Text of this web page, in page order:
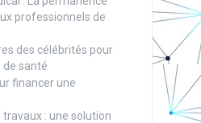
professionnels de
des célébrités pour
de santé
financer une
travaux : une solution